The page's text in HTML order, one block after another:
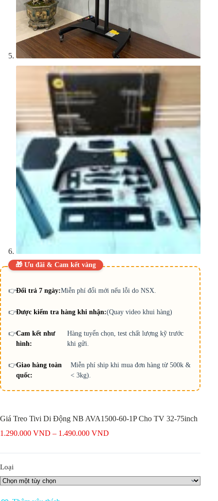
🎁 Ưu đãi & Cam kết vàng
👉Đổi trả 7 ngày:Miễn phí đổi mới nếu lỗi do NSX.
👉Được kiểm tra hàng khi nhận:(Quay video khui hàng)
👉Cam kết như
hình:
Hàng tuyển chọn, test chất lượng kỹ trước
khi gửi.
👉Giao hàng toàn
quốc:
Miễn phí ship khi mua đơn hàng từ 500k &
< 3kg).
Giá Treo Tivi Di Động NB AVA1500-60-1P Cho TV 32-75inch
1.290.000 VND – 1.490.000 VND
1.490.000 VND
Loại